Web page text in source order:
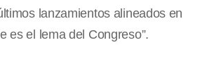
lanzamientos alineados en
es el lema del Congreso”.